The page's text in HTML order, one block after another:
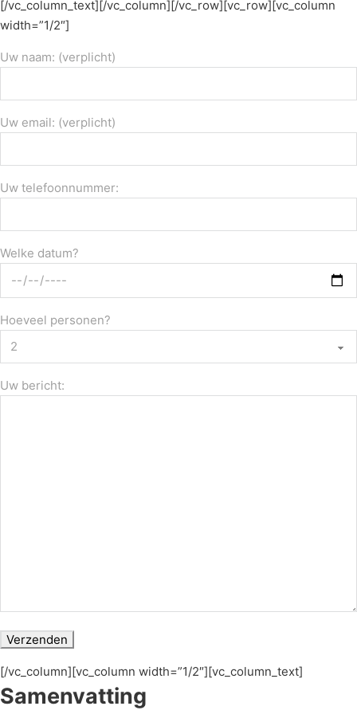
[/vc_column_text][/vc_column][/vc_row][vc_row][vc_column
width=”1/2″]
Uw naam: (verplicht)
Uw email: (verplicht)
Uw telefoonnummer:
Welke datum?
Hoeveel personen?
Uw bericht:
[/vc_column][vc_column width=”1/2″][vc_column_text]
Samenvatting